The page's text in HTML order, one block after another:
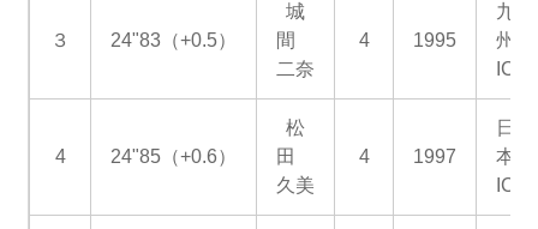
３ 24"83（+0.5）
城
間
二奈
4 1995
九
州
IC
4 24"85（+0.6）
松
田
久美
4 1997
日
本
IC